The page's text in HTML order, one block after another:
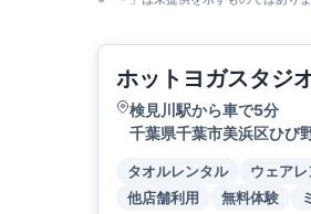
ホットヨガスタジ
検見川駅から車で5分
千葉県千葉市美浜区ひび
タオルレンタル ウェア
他店舗利用
無料体験